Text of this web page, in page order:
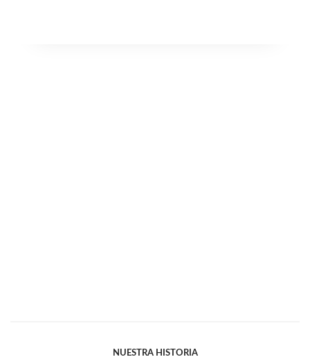
NUESTRA HISTORIA